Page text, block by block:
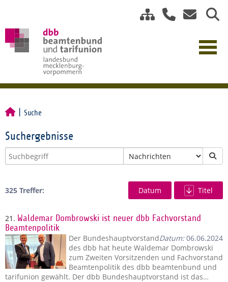
Suche
Suchergebnisse
325 Treffer: Datum Titel
21. Waldemar Dombrowski ist neuer dbb Fachvorstand
Beamtenpolitik
Datum:06.06.2024
Der Bundeshauptvorstand
des dbb hat heute Waldemar Dombrowski
zum Zweiten Vorsitzenden und Fachvorstand
Beamtenpolitik des dbb beamtenbund und
tarifunion gewählt. Der dbb Bundeshauptvorstand ist das…